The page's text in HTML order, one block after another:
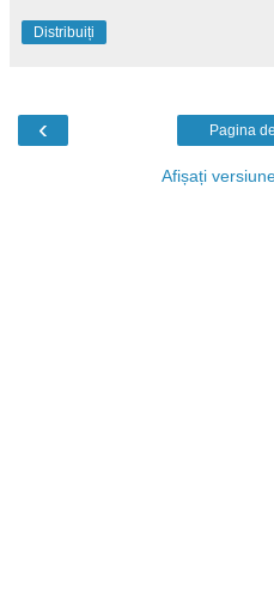
Distribuiți
‹ Pagina
Afișați